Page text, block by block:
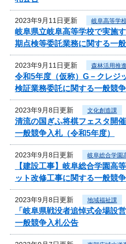
2023年9月11日更新 岐阜高等学
岐阜県立岐阜高等学校で実施
期点検等委託業務に関する一
2023年9月11日更新 森林活用推
令和5年度（仮称）G－クレジ
検証業務委託に関する一般競
2023年9月8日更新 文化創造課
清流の国ぎふ将棋フェスタ開
一般競争入札（令和5年度）
2023年9月8日更新 岐阜総合学園
【建設工事】岐阜総合学園高
ット改修工事に関する一般競
2023年9月8日更新 地域福祉課
「岐阜県戦没者追悼式会場設
一般競争入札公告